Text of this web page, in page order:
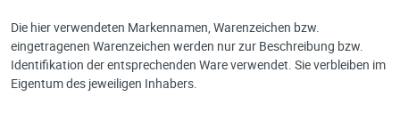
Die hier verwendeten Markennamen, Warenzeichen bzw.
eingetragenen Warenzeichen werden nur zur Beschreibung bzw.
Identifikation der entsprechenden Ware verwendet. Sie verbleiben im
Eigentum des jeweiligen Inhabers.